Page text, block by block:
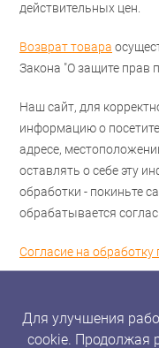
действительных цен.
Возврат товара
Закона "О защите прав
Наш сайт, для
информацию о
адресе,
оставлять о себе эту
обработки - покиньте
обрабатывается
Согласие на
Для улучшения
cookie. Продолжая